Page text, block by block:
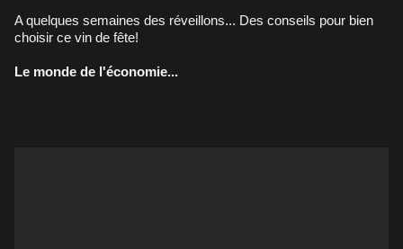
A quelques semaines des réveillons... Des conseils pour bien
choisir ce vin de fête!
Le monde de l'économie...